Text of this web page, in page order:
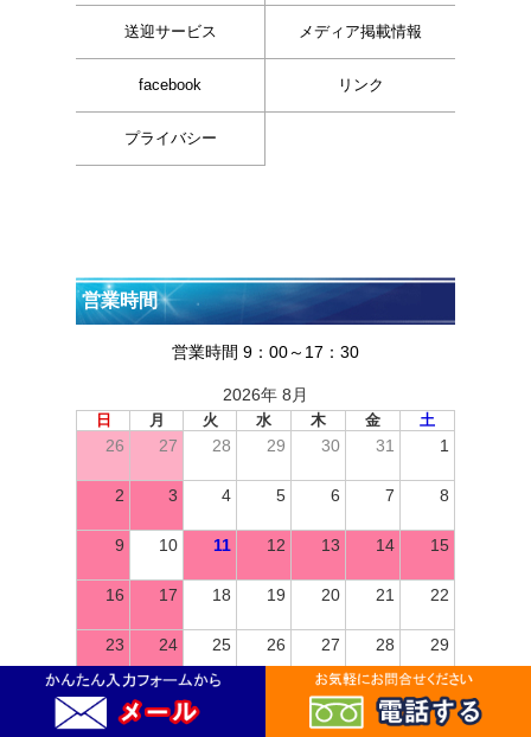
送迎サービス メディア掲載情報
facebook リンク
プライバシー
営業時間
営業時間 9：00～17：30
2026年 8月
日 月 火 水 木 金 土
26 27 28 29 30 31 1
2 3 4 5 6 7 8
9 10 11 12 13 14 15
16 17 18 19 20 21 22
23 24 25 26 27 28 29
30 3 4 5